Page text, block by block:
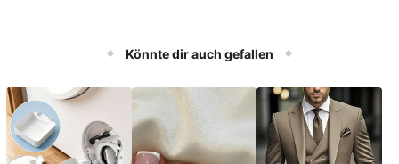
Könnte dir auch gefallen